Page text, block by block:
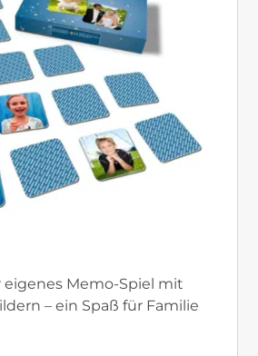
eigenes Memo-Spiel mit
– ein Spaß für Familie